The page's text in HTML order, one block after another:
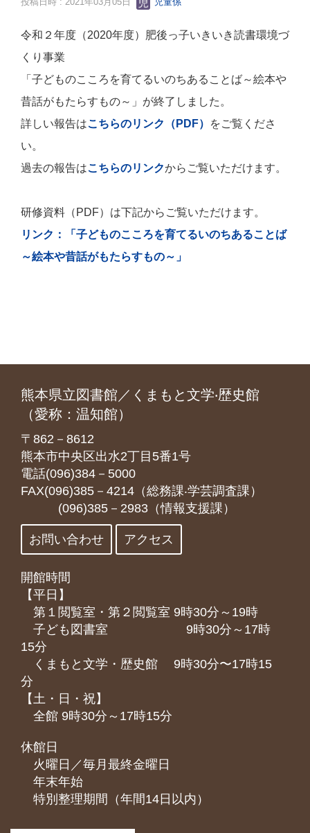
令和２年度（2020年度）肥後っ子いきいき読書環境づ
くり事業
「子どものこころを育てるいのちあることば～絵本や
昔話がもたらすもの～ 」が終了しました。
詳しい報告はこちらのリンク（PDF）
をご覧くださ
い。
過去の報告はこちらのリンクからご覧いただけます。
研修資料（PDF）は下記からご覧いただけます。
リンク：「子どものこころを育てるいのちあることば
～絵本や昔話がもたらすもの～」
熊本県立図書館／くまもと文学‧歴史館
（愛称：温知館）
〒862－8612
熊本市中央区出水2丁目5番1号
電話(096)384－5000
FAX(096)385－4214（総務課‧学芸調査課）
(096)385－2983（情報支援課）
お問い合わせ アクセス
開館時間
【平日】
第１閲覧室・第２閲覧室 9時30分～19時
子ども図書室 9時30分～17時
15分
くまもと⽂学・歴史館 9時30分〜17時15
分
【土・日・祝】
全館 9時30分～17時15分
休館日
火曜日／毎月最終金曜日
年末年始
特別整理期間（年間14日以内）